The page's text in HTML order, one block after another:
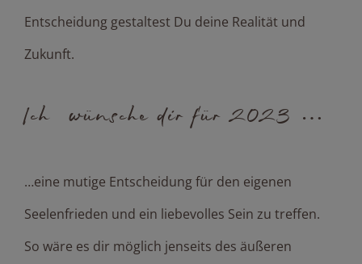
Entscheidung gestaltest Du deine Realität und
Zukunft.
Ich wünsche dir für 2023 …
…eine mutige Entscheidung für den eigenen
Seelenfrieden und ein liebevolles Sein zu treffen.
So wäre es dir möglich jenseits des äußeren